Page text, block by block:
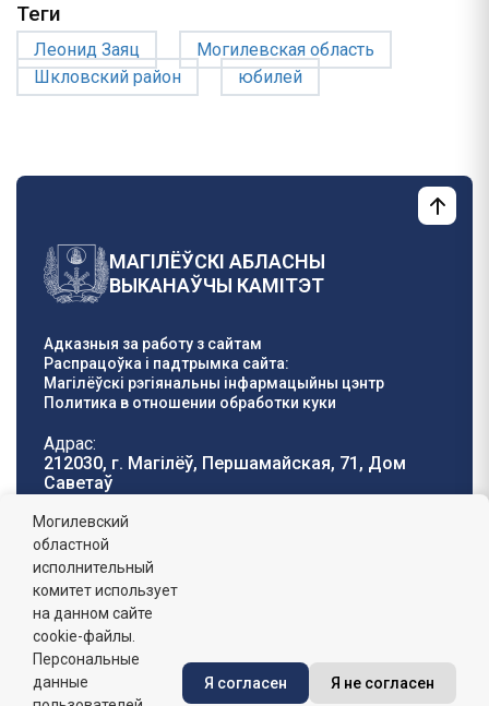
Теги
Леонид Заяц
Могилевская область
Шкловский район
юбилей
МАГІЛЁЎСКІ АБЛАСНЫ
ВЫКАНАЎЧЫ КАМІТЭТ
Адказныя за работу з сайтам
Распрацоўка і падтрымка сайта:
Магілёўскі рэгіянальны інфармацыйны цэнтр
Политика в отношении обработки куки
Адрас:
212030, г. Магілёў, Першамайская, 71, Дом
Саветаў
Тэлефон гарачай
лініі:
8 (0222) 71-32-55
Графік работы:
пн-пт: 8.00 - 17.00, сб-н: выхадны,
абедзенны перапынак: 13:00 - 14:00
Сайт зарэгістраваны ў Дзяржаўным рэгістры
Могилевский
областной
исполнительный
комитет использует
на данном сайте
cookie-файлы.
Персональные
данные
Я согласен Я не согласен